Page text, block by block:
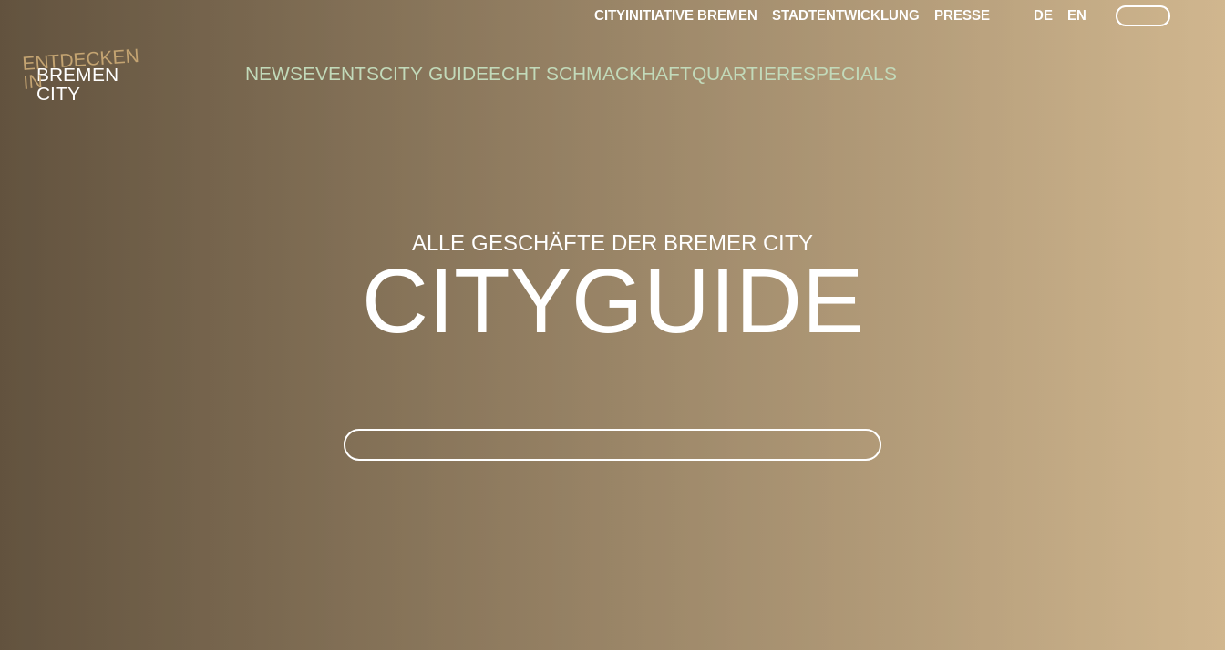
CITYINITIATIVE BREMEN STADTENTWICKLUNG PRESSE LEICHTE SPRACHE
GEÄRDEN SPRACHEN
DE EN SUCHE
ALLE GESCHÄFTE DER BREMER CITY
CITYGUIDE
Suche im CityGuide
ENTDECKEN
INBREMEN
CITY
NEWSEVENTSCITY GUIDEECHT SCHMACKHAFTQUARTIERESPECIALS